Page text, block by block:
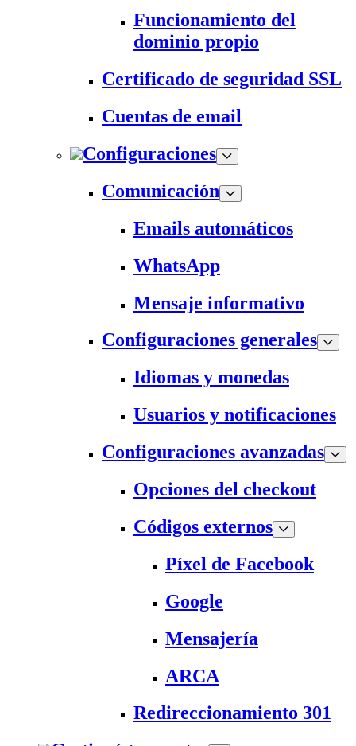
Funcionamiento del
dominio propio
Certificado de seguridad SSL
Cuentas de email
Configuraciones
Comunicación
Emails automáticos
WhatsApp
Mensaje informativo
Configuraciones generales
Idiomas y monedas
Usuarios y notificaciones
Configuraciones avanzadas
Opciones del checkout
Códigos externos
Píxel de Facebook
Google
Mensajería
ARCA
Redireccionamiento 301